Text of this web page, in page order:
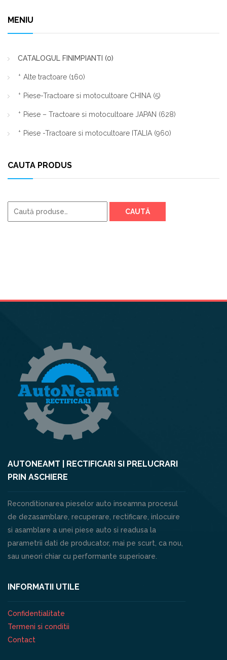
MENIU
CATALOGUL FINIMPIANTI (0)
Alte tractoare (160)
Piese-Tractoare si motocultoare CHINA (5)
Piese – Tractoare si motocultoare JAPAN (628)
Piese -Tractoare si motocultoare ITALIA (960)
CAUTA PRODUS
Caută
după:
CAUTĂ
AUTONEAMT | RECTIFICARI SI PRELUCRARI
PRIN ASCHIERE
Reconditionarea pieselor auto inseamna procesul
de dezasamblare, recuperare, rectificare, inlocuire
si asamblare a unei piese auto si readusa la
parametrii dati de producator, mai pe scurt, ca nou,
sau uneori chiar cu performante superioare.
INFORMATII UTILE
Confidentialitate
Termeni si conditii
Contact